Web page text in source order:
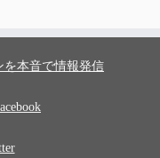
を本音で情報発信